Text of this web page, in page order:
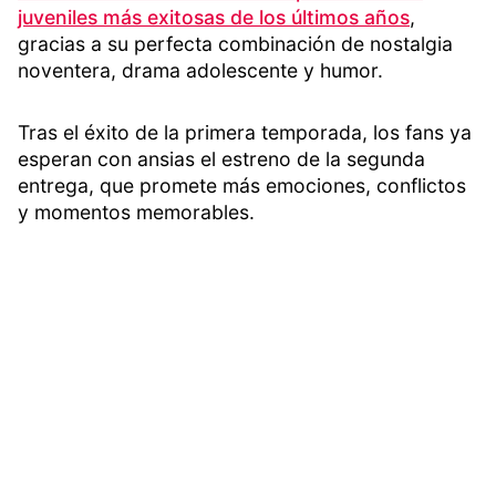
juveniles más exitosas de los últimos años,
gracias a su perfecta combinación de nostalgia
noventera, drama adolescente y humor.
Tras el éxito de la primera temporada, los fans ya
esperan con ansias el estreno de la segunda
entrega, que promete más emociones, conflictos
y momentos memorables.